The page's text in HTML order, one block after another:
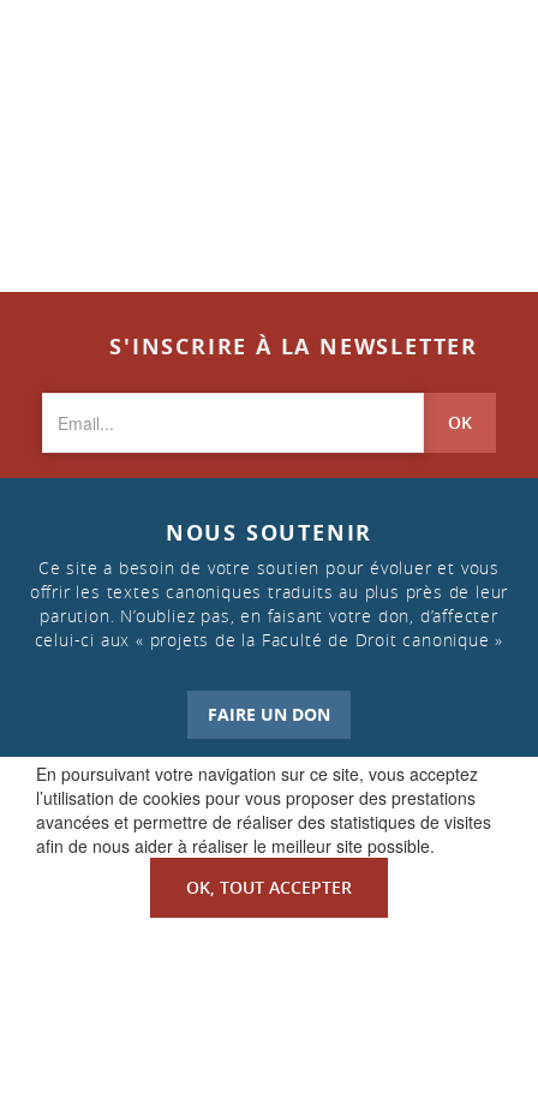
En poursuivant votre navigation sur ce site, vous acceptez
l’utilisation de cookies pour vous proposer des prestations
avancées et permettre de réaliser des statistiques de visites
afin de nous aider à réaliser le meilleur site possible.
OK, TOUT ACCEPTER
S'INSCRIRE À LA NEWSLETTER
OK
NOUS SOUTENIR
Ce site a besoin de votre soutien pour évoluer et vous
offrir les textes canoniques traduits au plus près de leur
parution. N’oubliez pas, en faisant votre don, d’affecter
celui-ci aux « projets de la Faculté de Droit canonique »
FAIRE UN DON